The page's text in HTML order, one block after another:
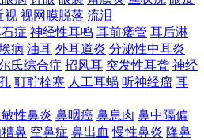
视 视网膜脱落 流泪
症 神经性耳鸣 耳前瘘管 耳后淋
病 油耳 外耳道炎 分泌性中耳炎
氏综合症 招风耳 突发性耳聋 神经
耵聍栓塞 人工耳蜗 听神经瘤 耳
性鼻炎 鼻咽癌 鼻息肉 鼻中隔偏
鼻 空鼻症 鼻出血 慢性鼻炎 隆鼻